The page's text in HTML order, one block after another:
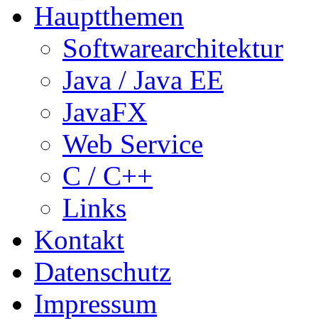
Hauptthemen
Softwarearchitektur
Java / Java EE
JavaFX
Web Service
C / C++
Links
Kontakt
Datenschutz
Impressum